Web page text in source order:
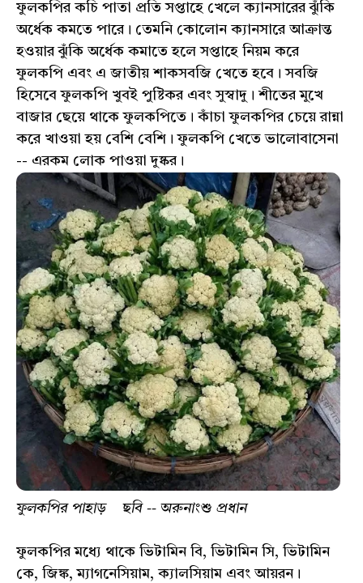
ফুলকপির কচি পাতা প্রতি সপ্তাহে খেলে ক্যানসারের ঝুঁকি
অর্ধেক কমতে পারে। তেমনি কোলোন ক্যানসারে আক্রান্ত
হওয়ার ঝুঁকি অর্ধেক কমাতে হলে সপ্তাহে নিয়ম করে
ফুলকপি এবং এ জাতীয় শাকসবজি খেতে হবে। সবজি
হিসেবে ফুলকপি খুবই পুষ্টিকর এবং সুস্বাদু। শীতের মুখে
বাজার ছেয়ে থাকে ফুলকপিতে। কাঁচা ফুলকপির চেয়ে রান্না
করে খাওয়া হয় বেশি বেশি। ফুলকপি খেতে ভালোবাসেনা
-- এরকম লোক পাওয়া দুষ্কর।
ফুলকপির পাহাড় ছবি -- অরুনাংশু প্রধান
ফুলকপির মধ্যে থাকে ভিটামিন বি, ভিটামিন সি, ভিটামিন
কে, জিঙ্ক, ম্যাগনেসিয়াম, ক্যালসিয়াম এবং আয়রন।